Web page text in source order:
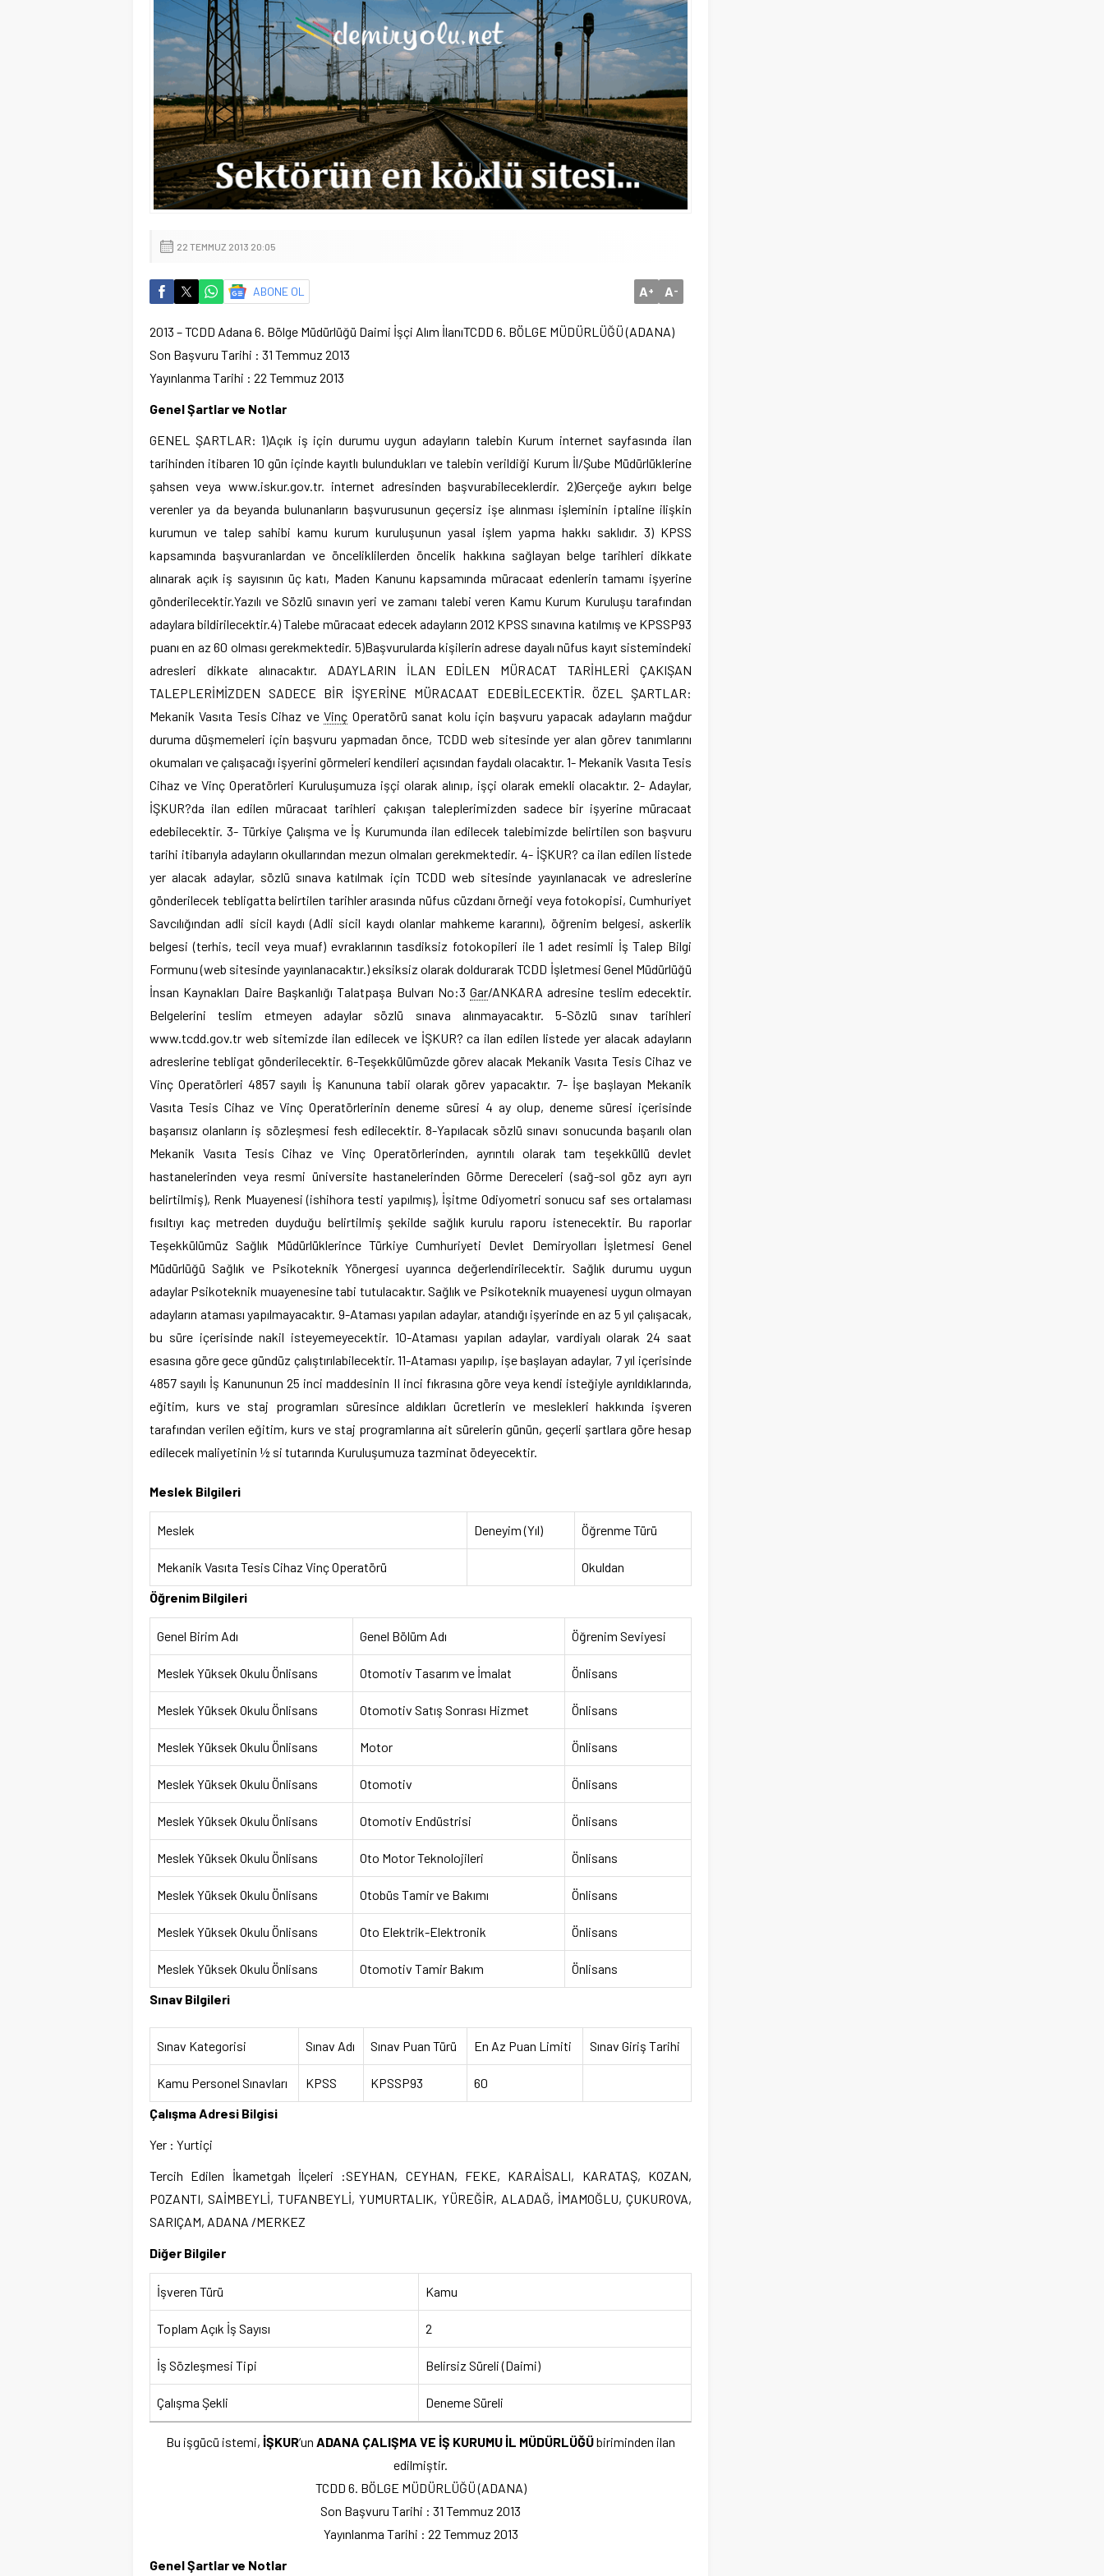
22 TEMMUZ 2013 20:05
ABONE OL A+ A-
2013 – TCDD Adana 6. Bölge Müdürlüğü Daimi İşçi Alım İlanıTCDD 6. BÖLGE MÜDÜRLÜĞÜ (ADANA)
Son Başvuru Tarihi : 31 Temmuz 2013
Yayınlanma Tarihi : 22 Temmuz 2013
Genel Şartlar ve Notlar
GENEL ŞARTLAR: 1)Açık iş için durumu uygun adayların talebin Kurum internet sayfasında ilan
tarihinden itibaren 10 gün içinde kayıtlı bulundukları ve talebin verildiği Kurum İl/Şube Müdürlüklerine
şahsen veya www.iskur.gov.tr. internet adresinden başvurabileceklerdir. 2)Gerçeğe aykırı belge
verenler ya da beyanda bulunanların başvurusunun geçersiz işe alınması işleminin iptaline ilişkin
kurumun ve talep sahibi kamu kurum kuruluşunun yasal işlem yapma hakkı saklıdır. 3) KPSS
kapsamında başvuranlardan ve önceliklilerden öncelik hakkına sağlayan belge tarihleri dikkate
alınarak açık iş sayısının üç katı, Maden Kanunu kapsamında müracaat edenlerin tamamı işyerine
gönderilecektir.Yazılı ve Sözlü sınavın yeri ve zamanı talebi veren Kamu Kurum Kuruluşu tarafından
adaylara bildirilecektir.4) Talebe müracaat edecek adayların 2012 KPSS sınavına katılmış ve KPSSP93
puanı en az 60 olması gerekmektedir. 5)Başvurularda kişilerin adrese dayalı nüfus kayıt sistemindeki
adresleri dikkate alınacaktır. ADAYLARIN İLAN EDİLEN MÜRACAT TARİHLERİ ÇAKIŞAN
TALEPLERİMİZDEN SADECE BİR İŞYERİNE MÜRACAAT EDEBİLECEKTİR. ÖZEL ŞARTLAR:
Mekanik Vasıta Tesis Cihaz veVinç Operatörü sanat kolu için başvuru yapacak adayların mağdur
duruma düşmemeleri için başvuru yapmadan önce, TCDD web sitesinde yer alan görev tanımlarını
okumaları ve çalışacağı işyerini görmeleri kendileri açısından faydalı olacaktır. 1- Mekanik Vasıta Tesis
Cihaz ve Vinç Operatörleri Kuruluşumuza işçi olarak alınıp, işçi olarak emekli olacaktır. 2- Adaylar,
İŞKUR?da ilan edilen müracaat tarihleri çakışan taleplerimizden sadece bir işyerine müracaat
edebilecektir. 3- Türkiye Çalışma ve İş Kurumunda ilan edilecek talebimizde belirtilen son başvuru
tarihi itibarıyla adayların okullarından mezun olmaları gerekmektedir. 4- İŞKUR? ca ilan edilen listede
yer alacak adaylar, sözlü sınava katılmak için TCDD web sitesinde yayınlanacak ve adreslerine
gönderilecek tebligatta belirtilen tarihler arasında nüfus cüzdanı örneği veya fotokopisi, Cumhuriyet
Savcılığından adli sicil kaydı (Adli sicil kaydı olanlar mahkeme kararını), öğrenim belgesi, askerlik
belgesi (terhis, tecil veya muaf) evraklarının tasdiksiz fotokopileri ile 1 adet resimli İş Talep Bilgi
Formunu (web sitesinde yayınlanacaktır.) eksiksiz olarak doldurarak TCDD İşletmesi Genel Müdürlüğü
İnsan Kaynakları Daire Başkanlığı Talatpaşa Bulvarı No:3Gar/ANKARA adresine teslim edecektir.
Belgelerini teslim etmeyen adaylar sözlü sınava alınmayacaktır. 5-Sözlü sınav tarihleri
www.tcdd.gov.tr web sitemizde ilan edilecek ve İŞKUR? ca ilan edilen listede yer alacak adayların
adreslerine tebligat gönderilecektir. 6-Teşekkülümüzde görev alacak Mekanik Vasıta Tesis Cihaz ve
Vinç Operatörleri 4857 sayılı İş Kanununa tabii olarak görev yapacaktır. 7- İşe başlayan Mekanik
Vasıta Tesis Cihaz ve Vinç Operatörlerinin deneme süresi 4 ay olup, deneme süresi içerisinde
başarısız olanların iş sözleşmesi fesh edilecektir. 8-Yapılacak sözlü sınavı sonucunda başarılı olan
Mekanik Vasıta Tesis Cihaz ve Vinç Operatörlerinden, ayrıntılı olarak tam teşekküllü devlet
hastanelerinden veya resmi üniversite hastanelerinden Görme Dereceleri (sağ-sol göz ayrı ayrı
belirtilmiş), Renk Muayenesi (ishihora testi yapılmış), İşitme Odiyometri sonucu saf ses ortalaması
fısıltıyı kaç metreden duyduğu belirtilmiş şekilde sağlık kurulu raporu istenecektir. Bu raporlar
Teşekkülümüz Sağlık Müdürlüklerince Türkiye Cumhuriyeti Devlet Demiryolları İşletmesi Genel
Müdürlüğü Sağlık ve Psikoteknik Yönergesi uyarınca değerlendirilecektir. Sağlık durumu uygun
adaylar Psikoteknik muayenesine tabi tutulacaktır. Sağlık ve Psikoteknik muayenesi uygun olmayan
adayların ataması yapılmayacaktır. 9-Ataması yapılan adaylar, atandığı işyerinde en az 5 yıl çalışacak,
bu süre içerisinde nakil isteyemeyecektir. 10-Ataması yapılan adaylar, vardiyalı olarak 24 saat
esasına göre gece gündüz çalıştırılabilecektir. 11-Ataması yapılıp, işe başlayan adaylar, 7 yıl içerisinde
4857 sayılı İş Kanununun 25 inci maddesinin II inci fıkrasına göre veya kendi isteğiyle ayrıldıklarında,
eğitim, kurs ve staj programları süresince aldıkları ücretlerin ve meslekleri hakkında işveren
tarafından verilen eğitim, kurs ve staj programlarına ait sürelerin günün, geçerli şartlara göre hesap
edilecek maliyetinin ½ si tutarında Kuruluşumuza tazminat ödeyecektir.
Meslek Bilgileri
Meslek Deneyim (Yıl) Öğrenme Türü
Mekanik Vasıta Tesis Cihaz Vinç Operatörü
Okuldan
Öğrenim Bilgileri
Genel Birim Adı Genel Bölüm Adı Öğrenim Seviyesi
Meslek Yüksek Okulu Önlisans Otomotiv Tasarım ve İmalat Önlisans
Meslek Yüksek Okulu Önlisans Otomotiv Satış Sonrası Hizmet Önlisans
Meslek Yüksek Okulu Önlisans Motor Önlisans
Meslek Yüksek Okulu Önlisans Otomotiv Önlisans
Meslek Yüksek Okulu Önlisans Otomotiv Endüstrisi Önlisans
Meslek Yüksek Okulu Önlisans Oto Motor Teknolojileri Önlisans
Meslek Yüksek Okulu Önlisans Otobüs Tamir ve Bakımı Önlisans
Meslek Yüksek Okulu Önlisans Oto Elektrik-Elektronik Önlisans
Meslek Yüksek Okulu Önlisans Otomotiv Tamir Bakım
Önlisans
Sınav Bilgileri
Sınav Kategorisi Sınav Adı Sınav Puan Türü En Az Puan Limiti Sınav Giriş Tarihi
Kamu Personel Sınavları KPSS KPSSP93
60
Çalışma Adresi Bilgisi
Yer : Yurtiçi
Tercih Edilen İkametgah İlçeleri :SEYHAN, CEYHAN, FEKE, KARAİSALI, KARATAŞ, KOZAN,
POZANTI, SAİMBEYLİ, TUFANBEYLİ, YUMURTALIK, YÜREĞİR, ALADAĞ, İMAMOĞLU, ÇUKUROVA,
SARIÇAM, ADANA /MERKEZ
Diğer Bilgiler
İşveren Türü Kamu
Toplam Açık İş Sayısı 2
İş Sözleşmesi Tipi Belirsiz Süreli (Daimi)
Çalışma Şekli Deneme Süreli
Bu işgücü istemi, İŞKUR‘un ADANA ÇALIŞMA VE İŞ KURUMU İL MÜDÜRLÜĞÜbiriminden ilan
edilmiştir.
TCDD 6. BÖLGE MÜDÜRLÜĞÜ (ADANA)
Son Başvuru Tarihi : 31 Temmuz 2013
Yayınlanma Tarihi : 22 Temmuz 2013
Genel Şartlar ve Notlar